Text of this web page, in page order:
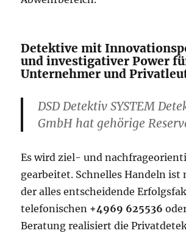
Detektive mit
und investigativer Power
Unternehmer und
DSD Detektiv SYSTEM
GmbH hat gehörige
Es wird ziel- und
gearbeitet. Schnelles Handeln ist
der alles entscheidende
telefonischen +4969 625536
Beratung realisiert die